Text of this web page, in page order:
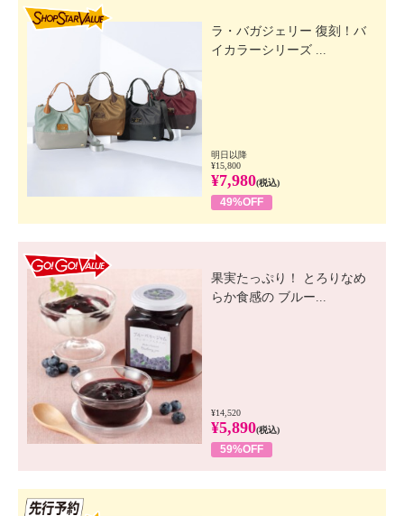
【詳細】
・裏地：なし
・裾スリット：なし
・ポケット：外側（前）２個
【素材】
【メンテナンス（絵表示ラベル）】
・タンブル乾燥：不可
・自然乾燥：日陰の吊り干し
・アイロン仕上げ：可（高温）
・ドライクリーニング：不可
・ウエットクリーニング：可
【メンテナンス（ケアラベル）】
・長時間照射による変退色注意
・洗濯の繰り返しによる変退色注意
・クリーニングの繰り返しによる変退色注意
・摩擦による色落ち、色移り注意
ラ・バガジェリー 復刻！バ
イカラーシリーズ ...
明日以降
¥15,800
¥7,980(税込)
49%OFF
果実たっぷり！ とろりなめ
らか食感の ブルー...
¥14,520
¥5,890(税込)
59%OFF